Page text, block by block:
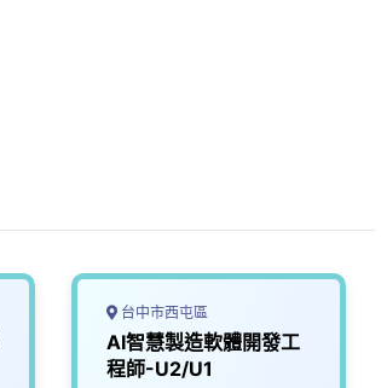
台中市西屯區
AI智慧製造軟體開發工
程師-U2/U1